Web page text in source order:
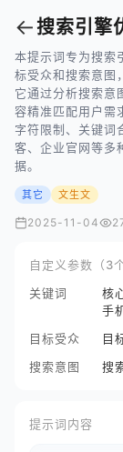
←搜索引擎
本提示词专为搜索
标受众和搜索意图
它通过分析搜索意
容精准匹配用户需
字符限制、关键词
客、企业官网等多
据。
其它 文生文
2025-11-04
自定义参数（3个
关键词
核
手
目标受众
目
搜索意图
搜
提示词内容